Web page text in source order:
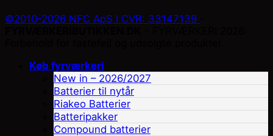
©2010-2026 NFC ApS I CVR: 33147139
Køb fyrværkeri
New in – 2026/2027
Batterier til nytår
Riakeo Batterier
Batteripakker
Compound batterier